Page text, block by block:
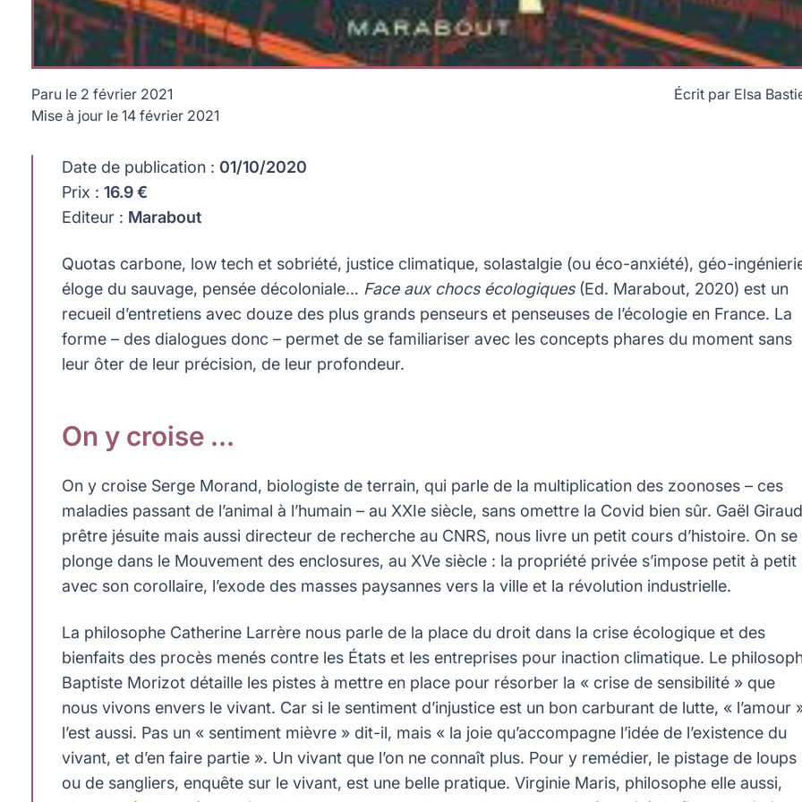
En douze entretiens appro­fondis avec des philosophes, économistes, socio­logues ou militants, ce livre explore les grandes
Paru le 2 février 2021
Mise à jour le 14 février 2021
Écrit par Elsa
Date de publication : 01/10/2020
Prix : 16.9 €
Editeur : Marabout
Quotas carbone, low tech et sobriété, justice climatique, solastalgie (ou éco-anxiété), géo-
éloge du sauvage, pensée décoloniale… Face aux chocs écologiques(Ed. Marabout, 2020) est un
recueil d’entretiens avec douze des plus grands penseurs et penseuses de l’écologie en France. La
forme – des dialogues donc – permet de se familiariser avec les concepts phares du moment sans
leur ôter de leur précision, de leur profondeur.
On y croise …
On y croise Serge Morand, biologiste de terrain, qui parle de la multiplication des zoonoses – ces
maladies passant de l’animal à l’humain – au XXIe siècle, sans omettre la Covid bien sûr. Gaël
prêtre jésuite mais aussi directeur de recherche au CNRS, nous livre un petit cours d’histoire. On se
plonge dans le Mouvement des enclosures, au XVe siècle : la propriété privée s’impose petit à petit
avec son corollaire, l’exode des masses paysannes vers la ville et la révolution industrielle.
La philosophe Catherine Larrère nous parle de la place du droit dans la crise écologique et des
bienfaits des procès menés contre les États et les entreprises pour inaction climatique. Le
Baptiste Morizot détaille les pistes à mettre en place pour résorber la « crise de sensibilité » que
nous vivons envers le vivant. Car si le sentiment d’injustice est un bon carburant de lutte, « l’amour
l’est aussi. Pas un « sentiment mièvre » dit-il, mais « la joie qu’accompagne l’idée de l’existence du
vivant, et d’en faire partie ». Un vivant que l’on ne connaît plus. Pour y remédier, le pistage de loups
ou de sangliers, enquête sur le vivant, est une belle pratique. Virginie Maris, philosophe elle aussi,